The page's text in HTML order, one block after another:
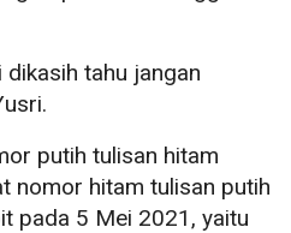
dikasih tahu jangan
putih tulisan hitam
nomor hitam tulisan putih
pada 5 Mei 2021, yaitu